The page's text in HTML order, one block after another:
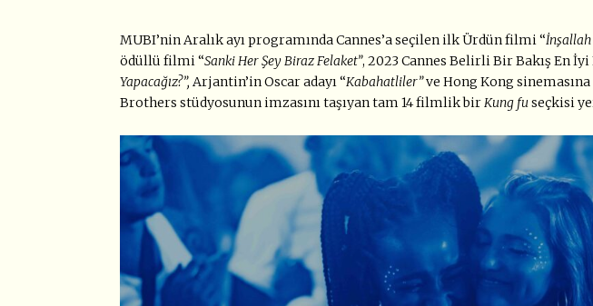
MUBI’nin Aralık ayı programında Cannes’a seçilen ilk Ürdün filmi “İnşallah
ödüllü filmi “Sanki Her Şey Biraz Felaket”, 2023 Cannes Belirli Bir Bakış En
Yapacağız?”, Arjantin’in Oscar adayı “Kabahatliler”ve Hong Kong
Brothers stüdyosunun imzasını taşıyan tam 14 filmlik birKung fuseçkisi